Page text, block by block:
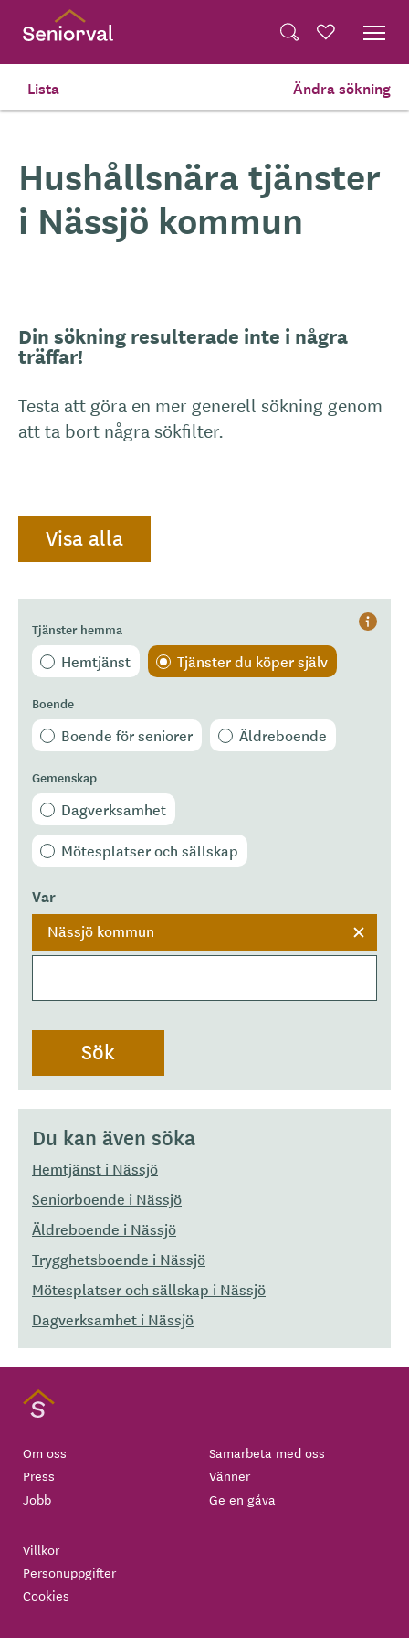
Hem
Hjälp
Tjänster hemma
Hemtjänst Tjänster du köper själv
Boende
Boende för seniorer Äldreboende
Gemenskap
Dagverksamhet
Mötesplatser och sällskap
Var
Nässjö kommun
Du kan även söka
Hemtjänst i Nässjö
Seniorboende i Nässjö
Äldreboende i Nässjö
Trygghetsboende i Nässjö
Mötesplatser och sällskap i Nässjö
Dagverksamhet i Nässjö
Hushållsnära tjänster
i Nässjö kommun
Lista Ändra sökning
Din sökning resulterade inte i några
träffar!
Testa att göra en mer generell sökning genom
att ta bort några sökfilter.
Visa alla
Om oss
Press
Jobb
Samarbeta med oss
Vänner
Ge en gåva
Villkor
Personuppgifter
Cookies
Translate